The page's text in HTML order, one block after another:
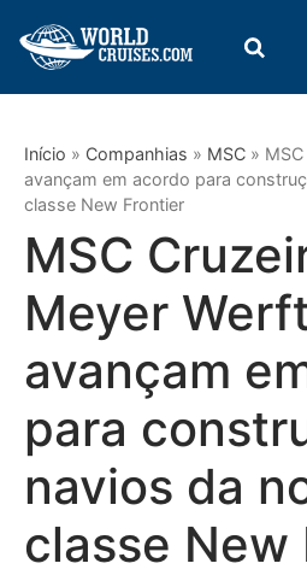
Início » Companhias » MSC »
avançam em acordo para
classe New Frontier
MSC
Meyer
avançam
para
navios da
classe New